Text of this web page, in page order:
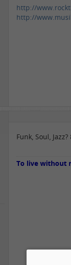
http://
http://
Funk, Soul,
To live without